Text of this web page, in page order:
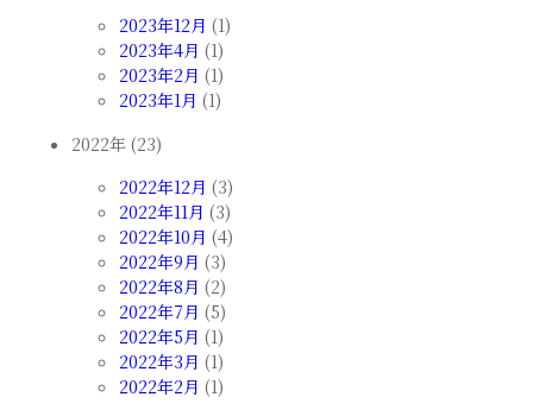
2023年12月 (1)
2023年4月 (1)
2023年2月 (1)
2023年1月 (1)
2022年 (23)
2022年12月 (3)
2022年11月 (3)
2022年10月 (4)
2022年9月 (3)
2022年8月 (2)
2022年7月 (5)
2022年5月 (1)
2022年3月 (1)
2022年2月 (1)